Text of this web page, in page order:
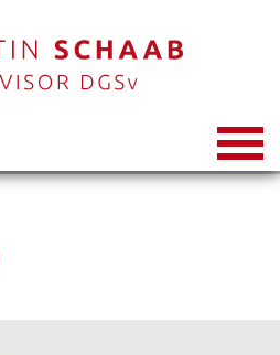
Toggle